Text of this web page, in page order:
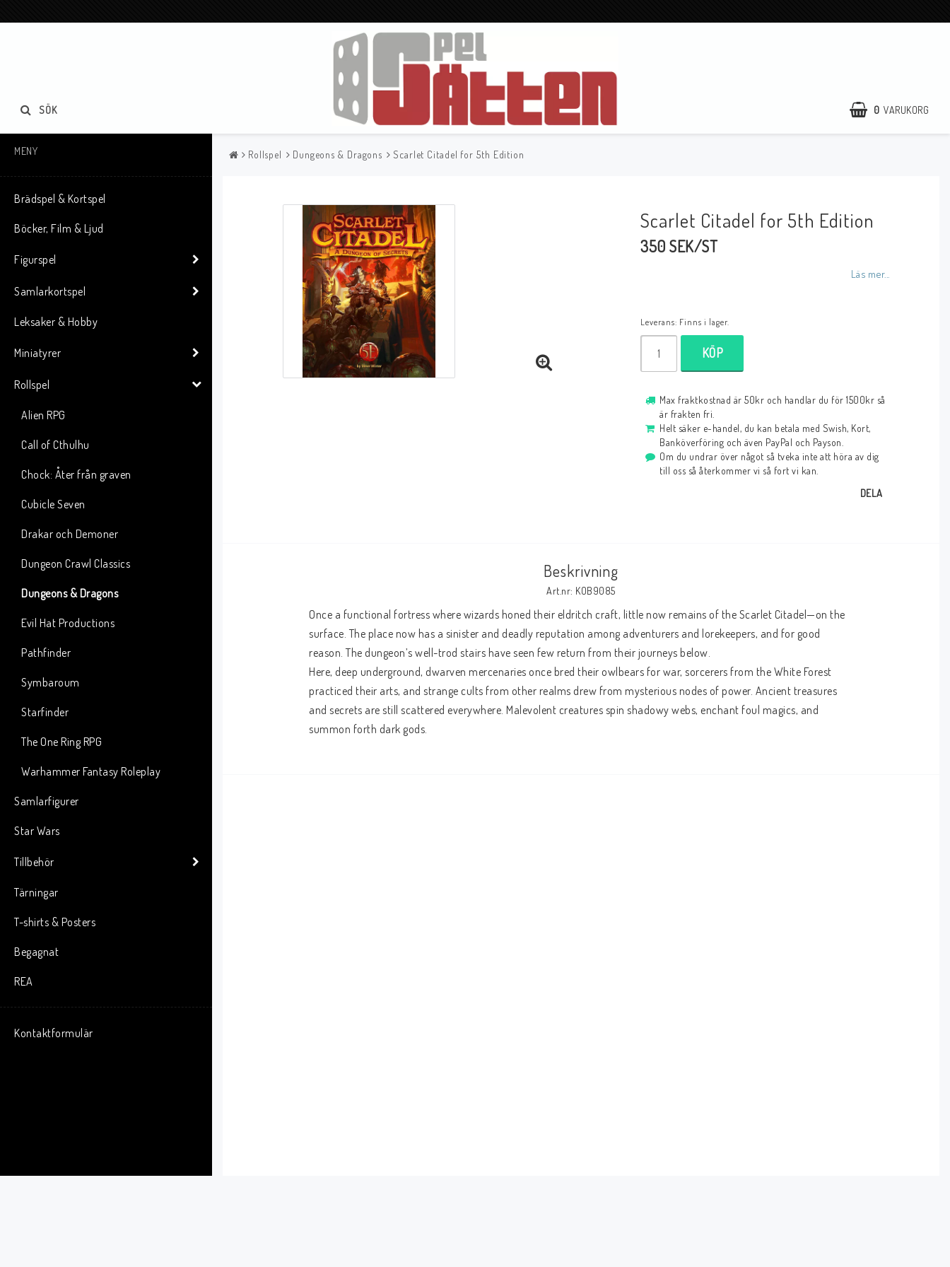
0 VARUKORG
SÖK
MENY
Brädspel & Kortspel
Böcker, Film & Ljud
Figurspel
Samlarkortspel
Leksaker & Hobby
Miniatyrer
Rollspel
Alien RPG
Call of Cthulhu
Chock: Åter från graven
Cubicle Seven
Drakar och Demoner
Dungeon Crawl Classics
Dungeons & Dragons
Evil Hat Productions
Pathfinder
Symbaroum
Starfinder
The One Ring RPG
Warhammer Fantasy Roleplay
Samlarfigurer
Star Wars
Tillbehör
Tärningar
T-shirts & Posters
Begagnat
REA
Kontaktformulär
Rollspel Dungeons & Dragons Scarlet Citadel for 5th Edition
Scarlet Citadel for 5th Edition
350 SEK/ST
Läs mer...
Leverans: Finns i lager.
KÖP
Max fraktkostnad är 50kr och handlar du för 1500kr så
är frakten fri.
Helt säker e-handel, du kan betala med Swish, Kort,
Banköverföring och även PayPal och Payson.
Om du undrar över något så tveka inte att höra av dig
till oss så återkommer vi så fort vi kan.
DELA
Beskrivning
Art.nr: KOB9085
Once a functional fortress where wizards honed their eldritch craft, little now remains of the Scarlet Citadel—on the
surface. The place now has a sinister and deadly reputation among adventurers and lorekeepers, and for good
reason. The dungeon’s well-trod stairs have seen few return from their journeys below.
Here, deep underground, dwarven mercenaries once bred their owlbears for war, sorcerers from the White Forest
practiced their arts, and strange cults from other realms drew from mysterious nodes of power. Ancient treasures
and secrets are still scattered everywhere. Malevolent creatures spin shadowy webs, enchant foul magics, and
summon forth dark gods.